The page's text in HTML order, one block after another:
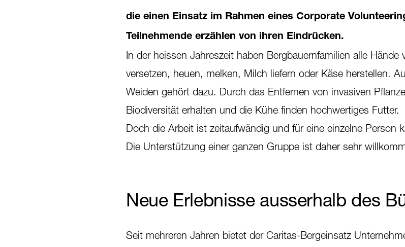
die einen Einsatz im Rahmen eines Corporate
Teilnehmende erzählen von ihren Eindrücken.
In der heissen Jahreszeit haben Bergbauernfamilien alle Hände
versetzen, heuen, melken, Milch liefern oder Käse herstellen.
Weiden gehört dazu. Durch das Entfernen von invasiven
Biodiversität erhalten und die Kühe finden hochwertiges Futter.
Doch die Arbeit ist zeitaufwändig und für eine einzelne Person
Die Unterstützung einer ganzen Gruppe ist daher sehr
Neue Erlebnisse ausserhalb des
Seit mehreren Jahren bietet der Caritas-Bergeinsatz